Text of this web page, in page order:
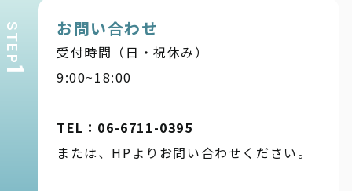
STEP
1
お問い合わせ
受付時間（日・祝休み）
9:00~18:00
TEL：06-6711-0395
または、HPよりお問い合わせください。